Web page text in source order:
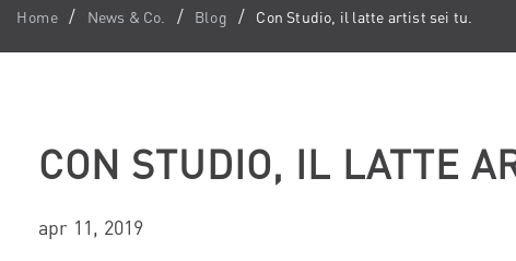
Home News & Co. Blog Con Studio, il latte artist sei tu.
CON STUDIO, IL LATTE
apr 11, 2019